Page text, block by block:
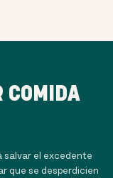
COMIDA
salvar el excedente
que se desperdicien